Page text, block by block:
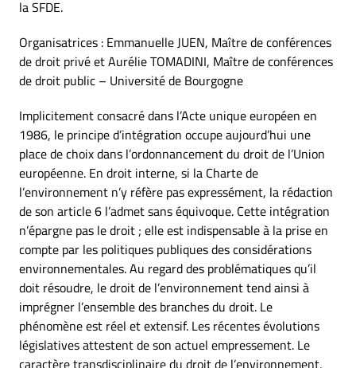
la SFDE.
Organisatrices : Emmanuelle JUEN, Maître de conférences
de droit privé et Aurélie TOMADINI, Maître de conférences
de droit public – Université de Bourgogne
Implicitement consacré dans l’Acte unique européen en
1986, le principe d’intégration occupe aujourd’hui une
place de choix dans l’ordonnancement du droit de l’Union
européenne. En droit interne, si la Charte de
l’environnement n’y réfère pas expressément, la rédaction
de son article 6 l’admet sans équivoque. Cette intégration
n’épargne pas le droit ; elle est indispensable à la prise en
compte par les politiques publiques des considérations
environnementales. Au regard des problématiques qu’il
doit résoudre, le droit de l’environnement tend ainsi à
imprégner l’ensemble des branches du droit. Le
phénomène est réel et extensif. Les récentes évolutions
législatives attestent de son actuel empressement. Le
caractère transdisciplinaire du droit de l’environnement,